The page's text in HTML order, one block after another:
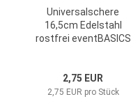
Universalschere
16,5cm Edelstahl
rostfrei eventBASICS
2,75 EUR
2,75 EUR pro Stück